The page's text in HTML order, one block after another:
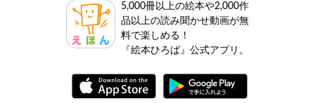
5,000冊以上の絵本や2,000作
品以上の読み聞かせ動画が無
料で楽しめる！
『絵本ひろば』公式アプリ。